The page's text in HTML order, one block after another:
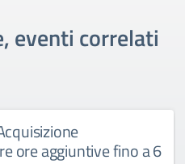
eventi correlati
ore aggiuntive fino a 6